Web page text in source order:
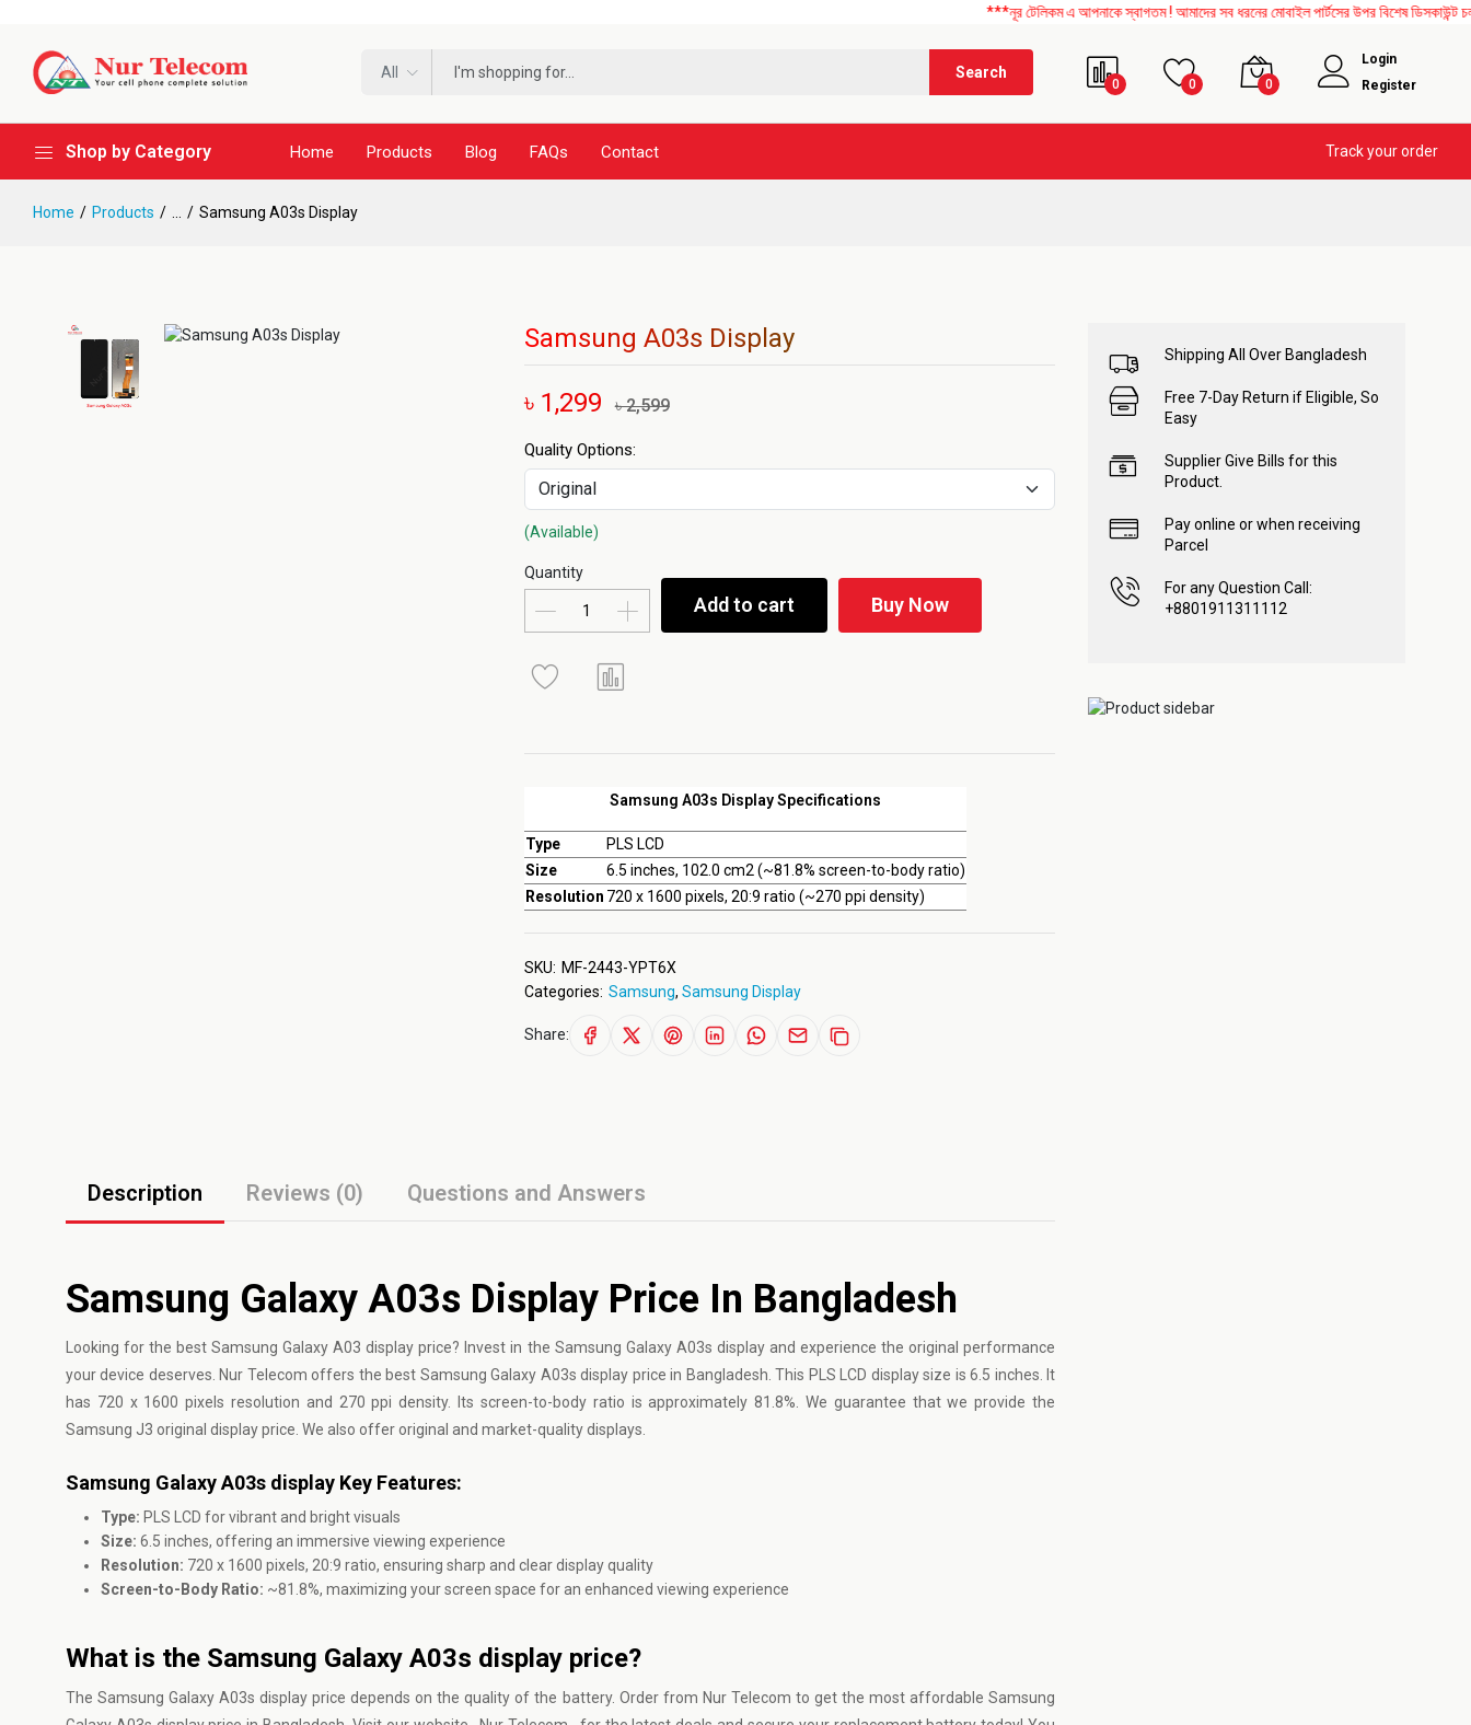
***নূর টেলিকম এ আপনাকে স্বাগতম ! আমাদের সব ধরনের মোবাইল পার্টসের উপর বিশেষ ডিসকাউন্ট
All Search
0 0 0
Login
Register
Shop by Category Home Products Blog FAQs Contact Track your order
Home Products Samsung A03s Display
Samsung A03s Display
৳ 1,299 ৳ 2,599
Samsung A03s Display Specifications
Type
PLS LCD
Size
6.5 inches, 102.0 cm2 (~81.8% screen-to-body ratio)
Resolution 720 x 1600 pixels, 20:9 ratio (~270 ppi density)
Quality Options:
(Available)
Quantity
Add to cart Buy Now
SKU: MF-2443-YPT6X
Categories: Samsung, Samsung Display
Share:
Description Reviews (0) Questions and Answers
Samsung Galaxy A03s Display Price In Bangladesh
Looking for the best Samsung Galaxy A03 display price? Invest in the Samsung Galaxy A03s display and experience the original performance
your device deserves. Nur Telecom offers the best Samsung Galaxy A03s display price in Bangladesh. This PLS LCD display size is 6.5 inches. It
has 720 x 1600 pixels resolution and 270 ppi density. Its screen-to-body ratio is approximately 81.8%. We guarantee that we provide the
Samsung J3 original display price. We also offer original and market-quality displays.
Samsung Galaxy A03s display Key Features:
Type: PLS LCD for vibrant and bright visuals
Size: 6.5 inches, offering an immersive viewing experience
Resolution: 720 x 1600 pixels, 20:9 ratio, ensuring sharp and clear display quality
Screen-to-Body Ratio: ~81.8%, maximizing your screen space for an enhanced viewing experience
What is the Samsung Galaxy A03s display price?
The Samsung Galaxy A03s display price depends on the quality of the battery. Order from Nur Telecom to get the most affordable Samsung
Shipping All Over Bangladesh
Free 7-Day Return if Eligible, So
Easy
Supplier Give Bills for this
Product.
Pay online or when receiving
Parcel
For any Question Call:
+8801911311112